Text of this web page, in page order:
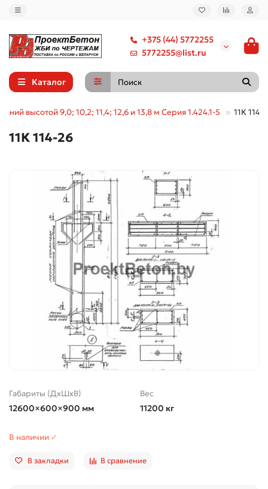
+375 (44) 5772255
5772255@list.ru
Каталог
высотой 9,0; 10,2; 11,4; 12,6 и 13,8 м Серия 1.424.1-5 11К 114-
11К 114-26
Габариты (ДхШхВ)
12600×600×900 мм
Вес
11200 кг
В наличии ✓
В закладки В сравнение